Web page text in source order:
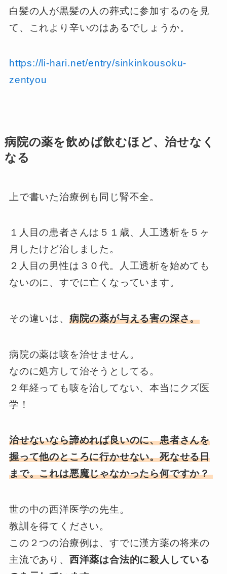
白髪の人が黒髪の人の葬式に参加するのを見
て、これより辛いのはあるでしょうか。
https://li-hari.net/entry/sinkinkousoku-
zentyou
病院の薬を飲めば飲むほど、治せなく
なる
上で書いた治療例も同じ腎不全。
１人目の患者さんは５１歳、人工透析を５ヶ
月したけど治しました。
２人目の男性は３０代。人工透析を始めても
ないのに、すでに亡くなっています。
その違いは、 病院の薬が与える害の深さ。
病院の薬は咳を治せません。
なのに処方して治そうとしてる。
２年経っても咳を治してない、本当にクズ医
学！
治せないなら諦めれば良いのに、患者さんを
握って他のところに行かせない。死なせる日
まで。これは悪魔じゃなかったら何ですか？
世の中の西洋医学の先生。
教訓を得てください。
この２つの治療例は、すでに漢方薬の将来の
主流であり、 西洋薬は合法的に殺人している